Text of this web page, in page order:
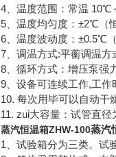
4、温度范围：常
5、温度均匀度：±2℃（
6、温度波动度：±0.5℃（
7、调温方式:平蘅调温方
8、循环方式：增压泵强
9、设备可连续工作,工作
10. 每次用毕可以自动干
11. zui大容量：试管直径
蒸汽恒温箱ZHW-100蒸汽
1、试验箱分为三类。试